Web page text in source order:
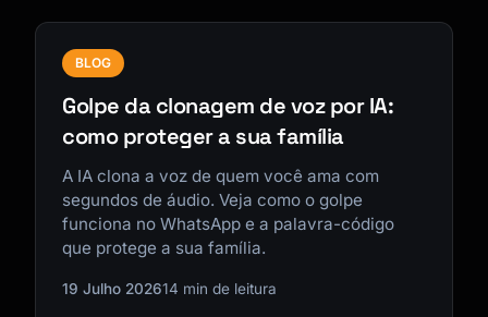
BLOG
Golpe da clonagem de voz por IA:
como proteger a sua família
A IA clona a voz de quem você ama com
segundos de áudio. Veja como o golpe
funciona no WhatsApp e a palavra-código
que protege a sua família.
19 Julho 202614 min de leitura